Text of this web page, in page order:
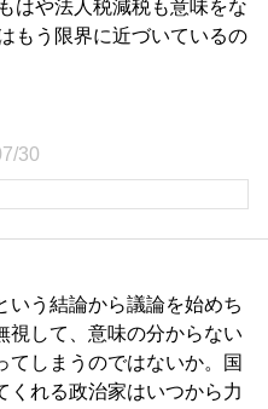
はや法人税減税も意味をな
もう限界に近づいているの
30
いう結論から議論を始めち
視して、意味の分からない
てしまうのではないか。国
くれる政治家はいつから力